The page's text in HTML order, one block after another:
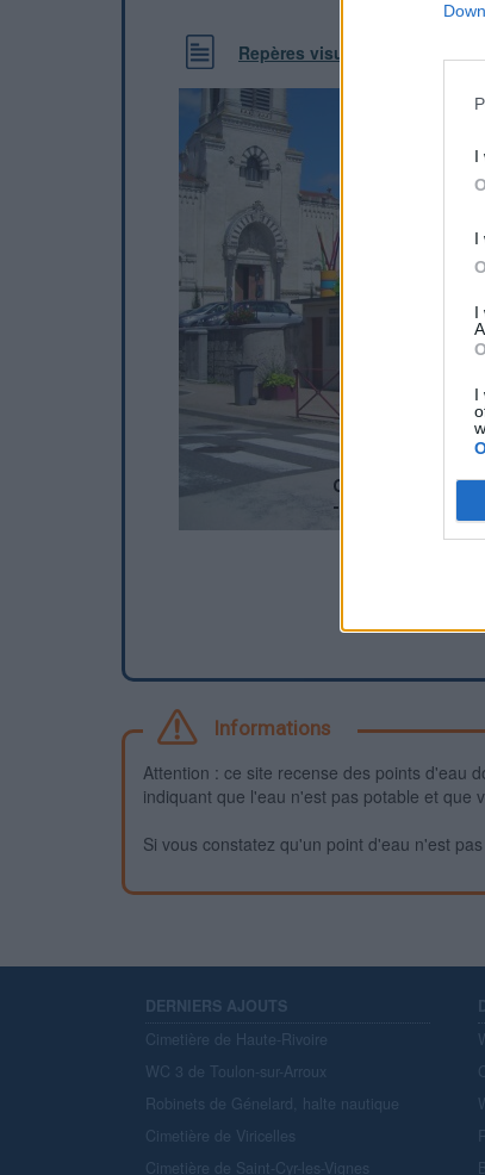
I
I
I
I
Repères visuels
Informations
Attention : ce site recense des points d'eau
indiquant que l'eau n'est pas potable et que
Si vous constatez qu'un point d'eau n'est
DERNIERS AJOUTS
Cimetière de Haute-Rivoire
WC 3 de Toulon-sur-Arroux
Robinets de Génelard, halte nautique
Cimetière de Viricelles
Cimetière de Saint-Cyr-les-Vignes